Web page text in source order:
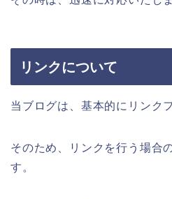
リンクについて
当ブログは、基本的にリンク
そのため、リンクを行う場合
す。